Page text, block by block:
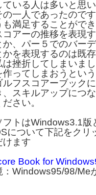
ている人は多いと思
一人であったので
も満足することがで
コアーの推移を表現
か、パー５でのバー
かを表現するのは既
は挫折してしまいま
作ってしまおうとい
フスコアーブック
、スキルアップにつ
さい。
トはWindows3.1版
について下記をク
けます
Book for
：Windows95/98/Me